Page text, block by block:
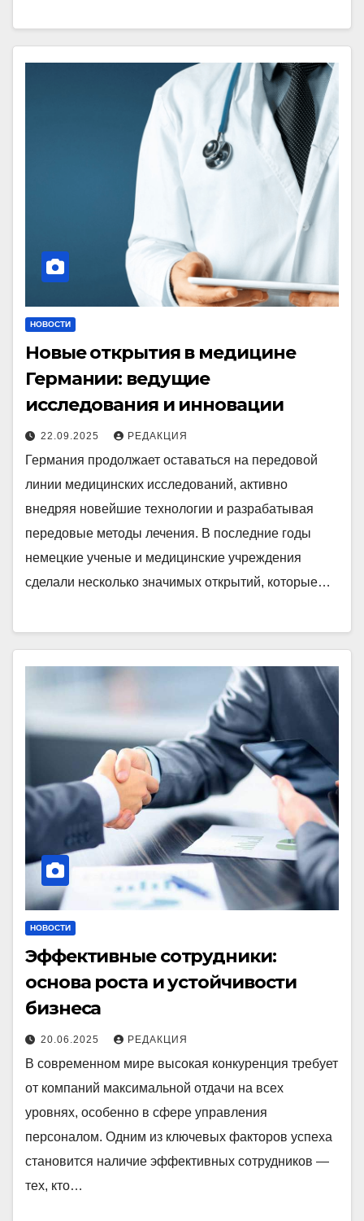
НОВОСТИ
Новые открытия в медицине
Германии: ведущие
исследования и инновации
22.09.2025 РЕДАКЦИЯ
Германия продолжает оставаться на передовой
линии медицинских исследований, активно
внедряя новейшие технологии и разрабатывая
передовые методы лечения. В последние годы
немецкие ученые и медицинские учреждения
сделали несколько значимых открытий, которые…
НОВОСТИ
Эффективные сотрудники:
основа роста и устойчивости
бизнеса
20.06.2025 РЕДАКЦИЯ
В современном мире высокая конкуренция требует
от компаний максимальной отдачи на всех
уровнях, особенно в сфере управления
персоналом. Одним из ключевых факторов успеха
становится наличие эффективных сотрудников —
тех, кто…